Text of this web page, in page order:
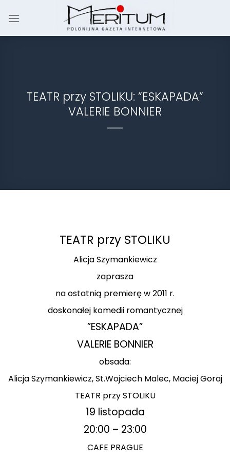
TEATR przy STOLIKU: ”ESKAPADA”
VALERIE BONNIER
TEATR przy STOLIKU
Alicja Szymankiewicz
zaprasza
na ostatnią premierę w 2011 r.
doskonałej komedii romantycznej
”ESKAPADA”
VALERIE BONNIER
obsada:
Alicja Szymankiewicz, St.Wojciech Malec, Maciej Goraj
TEATR przy STOLIKU
19 listopada
20:00 – 23:00
CAFE PRAGUE